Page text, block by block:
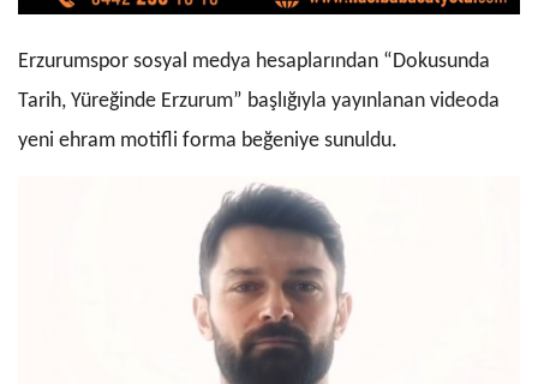
Erzurumspor sosyal medya hesaplarından “Dokusunda
Tarih, Yüreğinde Erzurum” başlığıyla yayınlanan videoda
yeni ehram motifli forma beğeniye sunuldu.